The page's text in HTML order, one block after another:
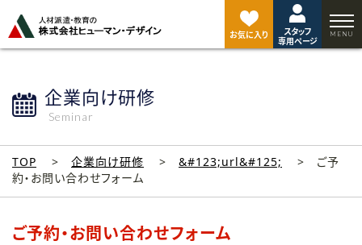
お気に入り
スタッフ
専用ページ
企業向け研修
Seminar
TOP 企業向け研修 &#123;url&#125;
ご予
約・お問い合わせフォーム
ご予約・お問い合わせフォーム
ジ
ト